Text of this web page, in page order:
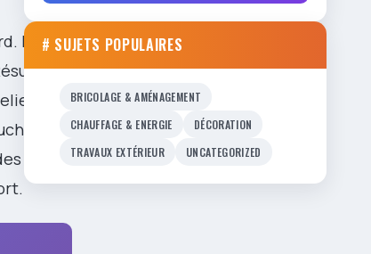
La
La
# SUJETS POPULAIRES
BRICOLAGE & AMÉNAGEMENT
CHAUFFAGE & ENERGIE
DÉCORATION
TRAVAUX EXTÉRIEUR
UNCATEGORIZED